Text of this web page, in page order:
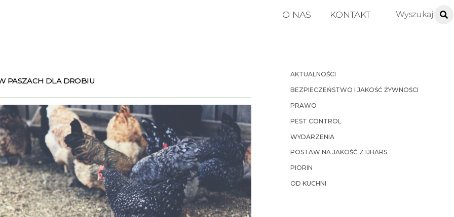
O NAS KONTAKT
PASZACH DLA DROBIU
AKTUALNOŚCI
BEZPIECZEŃSTWO I JAKOŚĆ ŻYWNOŚCI
PRAWO
PEST CONTROL
WYDARZENIA
POSTAW NA JAKOŚĆ Z IJHARS
PIORIN
OD KUCHNI